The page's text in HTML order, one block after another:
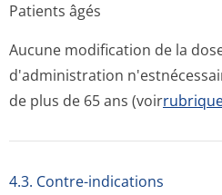
Patients âgés
Aucune modification de la
d'administration
de plus de 65 ans (voir
4.3. Contre-indications